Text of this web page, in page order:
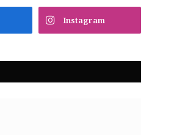
Instagram